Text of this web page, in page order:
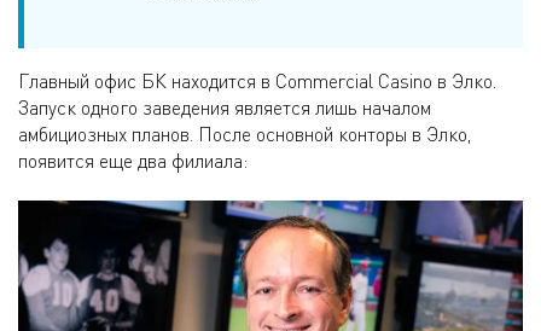
Главный офис БК находится в Commercial Casino в Элко.
Запуск одного заведения является лишь началом
амбициозных планов. После основной конторы в Элко,
появится еще два филиала: